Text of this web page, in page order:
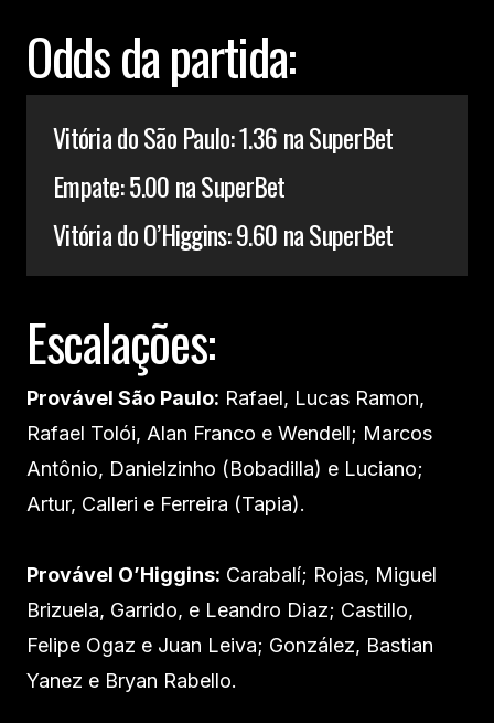
Odds da partida:
Vitória do São Paulo: 1.36 na SuperBet
Empate: 5.00 na SuperBet
Vitória do O’Higgins: 9.60 na SuperBet
Escalações:
Provável São Paulo: Rafael, Lucas Ramon,
Rafael Tolói, Alan Franco e Wendell; Marcos
Antônio, Danielzinho (Bobadilla) e Luciano;
Artur, Calleri e Ferreira (Tapia).
Provável O’Higgins: Carabalí; Rojas, Miguel
Brizuela, Garrido, e Leandro Diaz; Castillo,
Felipe Ogaz e Juan Leiva; González, Bastian
Yanez e Bryan Rabello.